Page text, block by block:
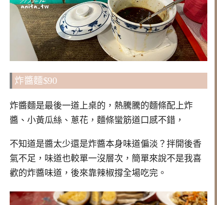
炸醬麵$90
炸醬麵是最後一道上桌的，熱騰騰的麵條配上炸
醬、小黃瓜絲、蔥花，麵條蠻筋道口感不錯，
不知道是醬太少還是炸醬本身味道偏淡？拌開後香
氣不足，味道也較單一沒層次，簡單來說不是我喜
歡的炸醬味道，後來靠辣椒撐全場吃完。